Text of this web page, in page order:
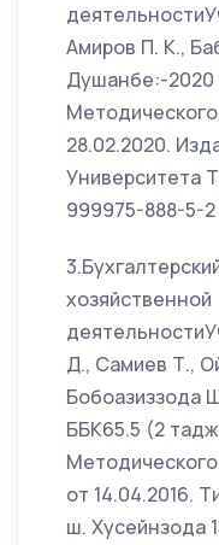
Амиров П. К.,
Душанбе:-2020
28.02.2020.
Университета
999975-888-5-2
хозяйственной
Д., Самиев Т.,
Бобоазиззода
ББК65.5 (2
от 14.04.2016.
ш. Хусейнзода